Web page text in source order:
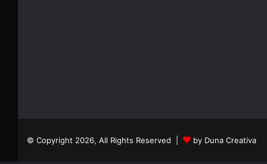
© Copyright 2026, All Rights Reserved | by Duna Creativa